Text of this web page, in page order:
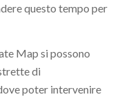
questo tempo per
Map si possono
di
poter intervenire